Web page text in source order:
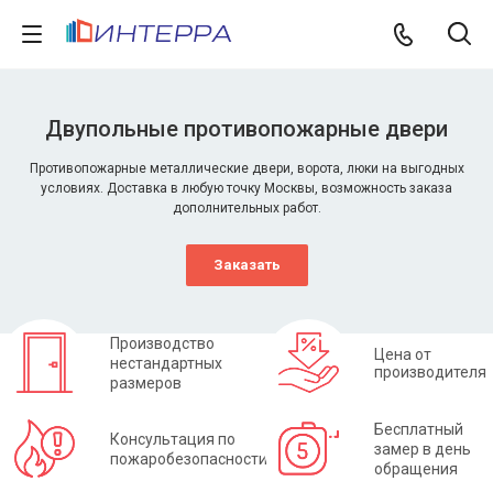
Двупольные противопожарные двери
Противопожарные металлические двери, ворота, люки на выгодных
условиях. Доставка в любую точку Москвы, возможность заказа
дополнительных работ.
Заказать
Производство
нестандартных
размеров
Цена от
производителя
Консультация по
пожаробезопасности
Бесплатный
замер в день
обращения